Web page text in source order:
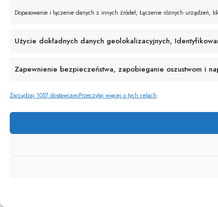
Dopasowanie i łączenie danych z innych źródeł, Łączenie różnych urządzeń,
Użycie dokładnych danych geolokalizacyjnych,
Zapewnienie bezpieczeństwa, zapobieganie oszustwom i
Zarządzaj 1057 dostawcamiPrzeczytaj więcej o tych celach